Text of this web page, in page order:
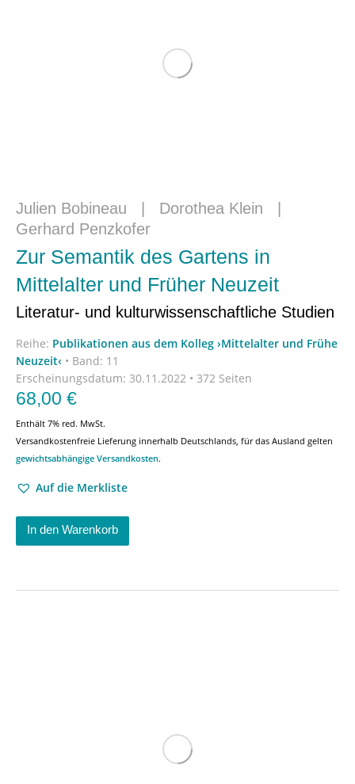
Julien Bobineau Dorothea Klein
Gerhard Penzkofer
Zur Semantik des Gartens in
Mittelalter und Früher Neuzeit
Literatur- und kulturwissenschaftliche Studien
Reihe: Publikationen aus dem Kolleg ›Mittelalter und Frühe
Neuzeit‹ • Band: 11
Erscheinungsdatum: 30.11.2022 • 372 Seiten
68,00 €
Enthält 7% red. MwSt.
Versandkostenfreie Lieferung innerhalb Deutschlands, für das Ausland gelten
gewichtsabhängige Versandkosten.
Auf die Merkliste
In den Warenkorb